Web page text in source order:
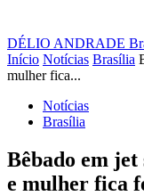
DÉLIO ANDRADE
Início Notícias Brasília
mulher fica...
Notícias
Brasília
Bêbado em
e mulher fica